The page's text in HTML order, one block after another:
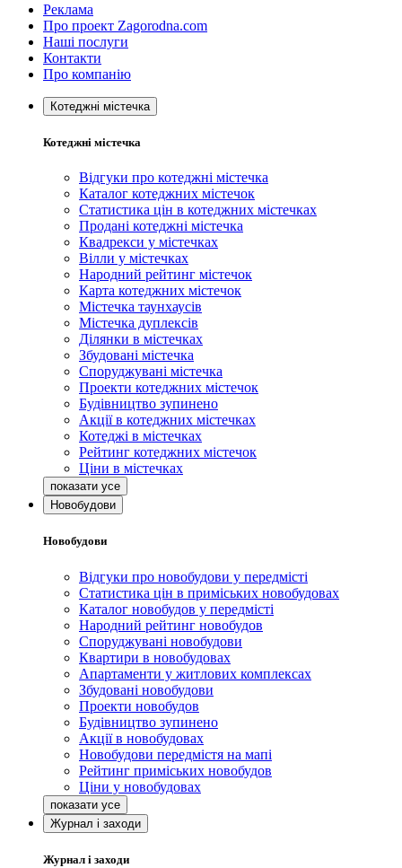
Реклама
Про проект Zagorodna.com
Наші послуги
Контакти
Про компанію
Котеджні містечка
Котеджні містечка
Відгуки про котеджні містечка
Каталог котеджних містечок
Статистика цін в котеджних містечках
Продані котеджні містечка
Квадрекси у містечках
Вілли у містечках
Народний рейтинг містечок
Карта котеджних містечок
Містечка таунхаусів
Містечка дуплексів
Ділянки в містечках
Збудовані містечка
Споруджувані містечка
Проекти котеджних містечок
Будівництво зупинено
Акції в котеджних містечках
Котеджі в містечках
Рейтинг котеджних містечок
Ціни в містечках
Новобудови
Новобудови
Відгуки про новобудови у передмісті
Статистика цін в приміських новобудовах
Каталог новобудов у передмісті
Народний рейтинг новобудов
Споруджувані новобудови
Квартири в новобудовах
Апартаменти у житлових комплексах
Збудовані новобудови
Проекти новобудов
Будівництво зупинено
Акції в новобудовах
Новобудови передмістя на мапі
Рейтинг приміських новобудов
Ціни у новобудовах
Журнал і заходи
Журнал і заходи